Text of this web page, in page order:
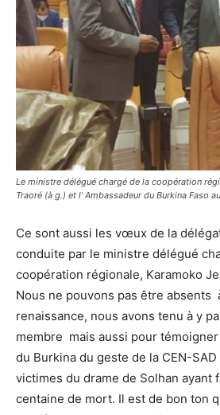
Le ministre délégué chargé de la coopération
Traoré (à g.) et l’ Ambassadeur du Burkina Faso
Ce sont aussi les vœux de la
conduite par le ministre délégué
coopération régionale, Karamoko
Nous ne pouvons pas être absents
renaissance, nous avons tenu à y
membre mais aussi pour
du Burkina du geste de la CEN-
victimes du drame de Solhan ayant
centaine de mort. Il est de bon ton